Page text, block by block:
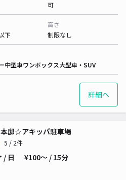
可
下
高さ
制限なし
中型車ワンボックス大型車・SUV
詳細へ
邸☆アキッパ駐車場
5 / 2件
/ 日 ¥100〜 / 15分